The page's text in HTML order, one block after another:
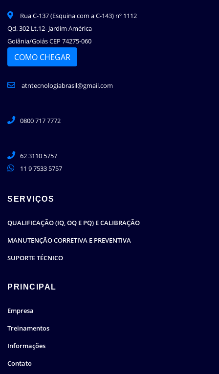
Rua C-137 (Esquina com a C-143) nº 1112
Qd. 302 Lt.12- Jardim América
Goiânia/Goiás CEP 74275-060
COMO CHEGAR
atntecnologiabrasil@gmail.com
0800 717 7772
62 3110 5757
11 9 7533 5757
SERVIÇOS
QUALIFICAÇÃO (IQ, OQ E PQ) E CALIBRAÇÃO
MANUTENÇÃO CORRETIVA E PREVENTIVA
SUPORTE TÉCNICO
PRINCIPAL
Empresa
Treinamentos
Informações
Contato